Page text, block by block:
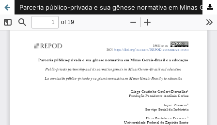
Parceria público-privada e sua gênese normativa em Minas Gerais-Brasil e a educação